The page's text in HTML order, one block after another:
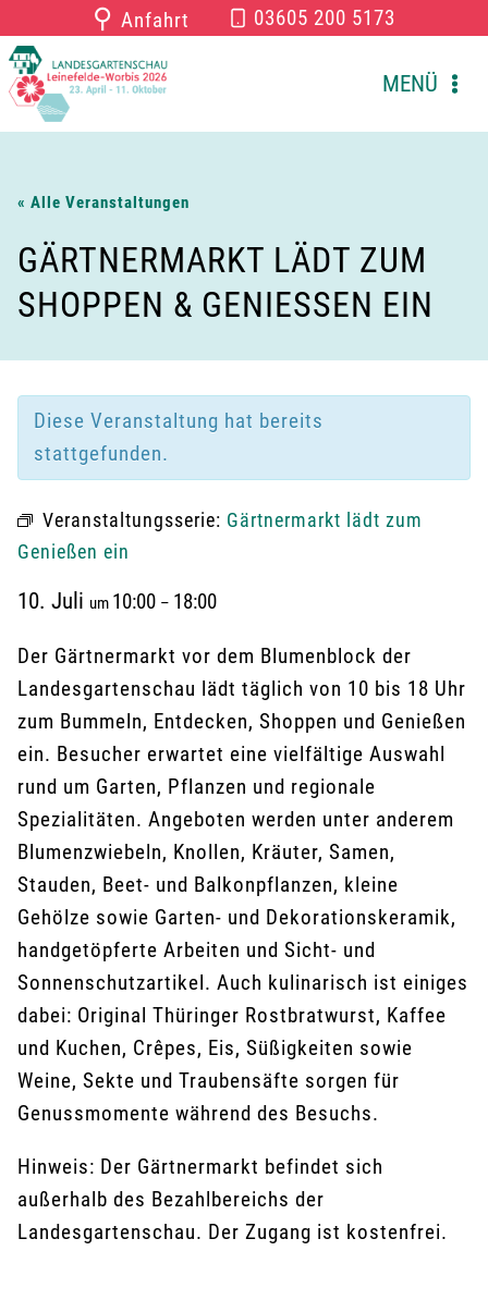
Inhalt
springen
⚲ Anfahrt 03605 200 5173
MENÜ
« Alle Veranstaltungen
GÄRTNERMARKT LÄDT ZUM
SHOPPEN & GENIESSEN EIN
Diese Veranstaltung hat bereits
stattgefunden.
Veranstaltungsserie: Gärtnermarkt lädt zum
Genießen ein
10. Juli um 10:00 – 18:00
Der Gärtnermarkt vor dem Blumenblock der
Landesgartenschau lädt täglich von 10 bis 18 Uhr
zum Bummeln, Entdecken, Shoppen und Genießen
ein. Besucher erwartet eine vielfältige Auswahl
rund um Garten, Pflanzen und regionale
Spezialitäten. Angeboten werden unter anderem
Blumenzwiebeln, Knollen, Kräuter, Samen,
Stauden, Beet- und Balkonpflanzen, kleine
Gehölze sowie Garten- und Dekorationskeramik,
handgetöpferte Arbeiten und Sicht- und
Sonnenschutzartikel. Auch kulinarisch ist einiges
dabei: Original Thüringer Rostbratwurst, Kaffee
und Kuchen, Crêpes, Eis, Süßigkeiten sowie
Weine, Sekte und Traubensäfte sorgen für
Genussmomente während des Besuchs.
Hinweis: Der Gärtnermarkt befindet sich
außerhalb des Bezahlbereichs der
Landesgartenschau. Der Zugang ist kostenfrei.